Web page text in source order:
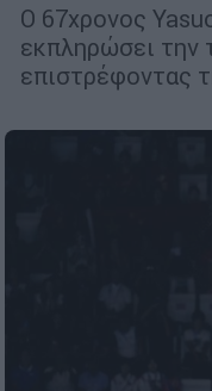
Ο 67χρονος
εκπληρώσει την
επιστρέφοντας